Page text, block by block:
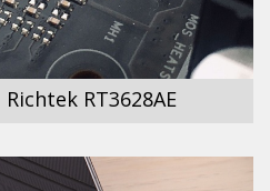
RT3628AE